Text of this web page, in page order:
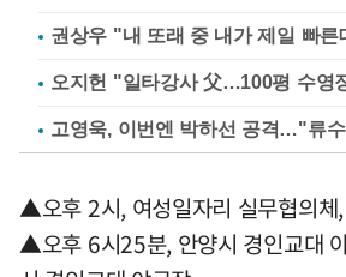
권상우 "내 또래 중 내가 제일 빠
오지헌 "일타강사 父…100평 수영
고영욱, 이번엔 박하선 공격…"류
▲오후 2시, 여성일자리 실무협의체
▲오후 6시25분, 안양시 경인교대